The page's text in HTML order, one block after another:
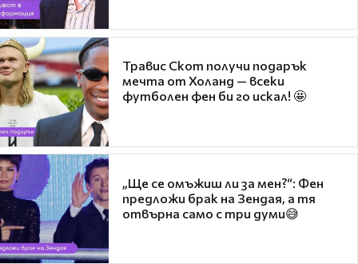
Травис Скот получи подарък
мечта от Холанд — всеки
футболен фен би го искал! 🤩
„Ще се омъжиш ли за мен?“: Фен
предложи брак на Зендая, а тя
отвърна само с три думи😅